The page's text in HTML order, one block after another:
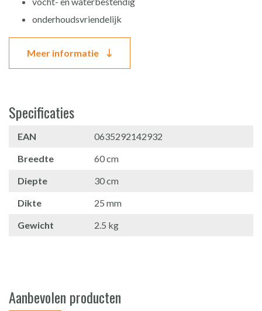
onderhoudsvriendelijk
Meer informatie
Specificaties
EAN
0635292142932
Breedte
60 cm
Diepte
30 cm
Dikte
25 mm
Gewicht
2.5 kg
Aanbevolen producten